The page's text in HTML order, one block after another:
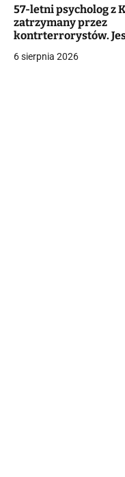
57-letni psycholog z
zatrzymany przez
kontrterrorystów.
małoletniej
6 sierpnia 2026